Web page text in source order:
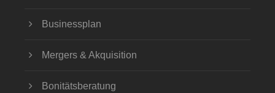
Businessplan
Mergers & Akquisition
Bonitätsberatung